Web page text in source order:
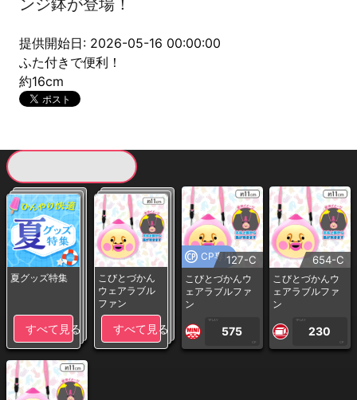
ンジ鉢が登場！
提供開始日: 2026-05-16 00:00:00
ふた付きで便利！
約16cm
夏グッズ特集
すべて見る
こびとづかん
ウェアラブル
ファン
すべて見る
CP専用127-C
こびとづかんウ
ェアラブルファ
ン
1PLAY
575
CP
654-C
こびとづかんウ
ェアラブルファ
ン
1PLAY
230
CP